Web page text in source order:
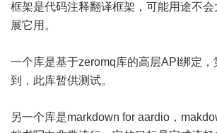
框架是代码注释翻译框架，可能用途不
展它用。
一个库是基于zeromq库的高层API绑定，
到，此库暂供测试。
另一个库是markdown for aardio，